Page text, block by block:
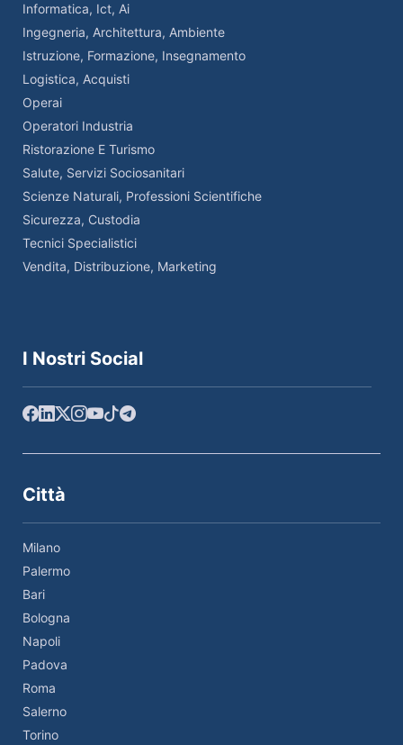
Informatica, Ict, Ai
Ingegneria, Architettura, Ambiente
Istruzione, Formazione, Insegnamento
Logistica, Acquisti
Operai
Operatori Industria
Ristorazione E Turismo
Salute, Servizi Sociosanitari
Scienze Naturali, Professioni Scientifiche
Sicurezza, Custodia
Tecnici Specialistici
Vendita, Distribuzione, Marketing
I Nostri Social
Città
Milano
Palermo
Bari
Bologna
Napoli
Padova
Roma
Salerno
Torino